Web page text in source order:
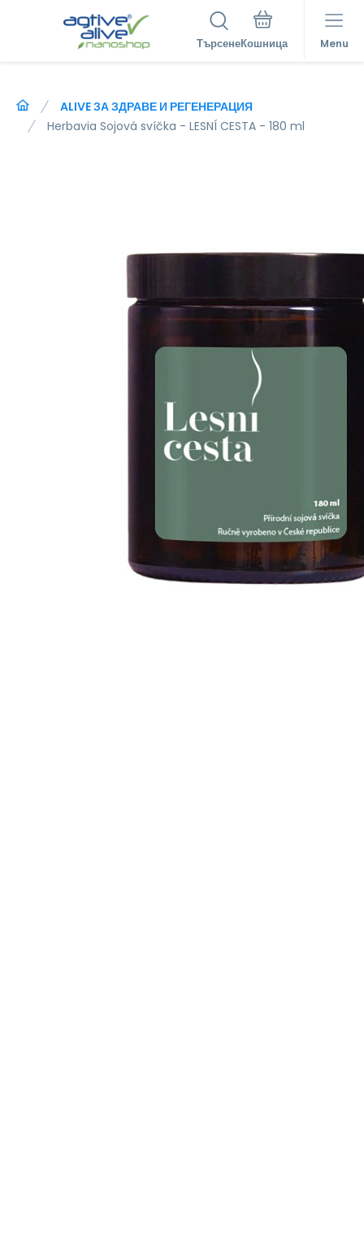
Търсене Menu
ALIVE ЗА ЗДРАВЕ И РЕГЕНЕРАЦИЯ
Herbavia Sojová svíčka - LESNÍ CESTA - 180 ml